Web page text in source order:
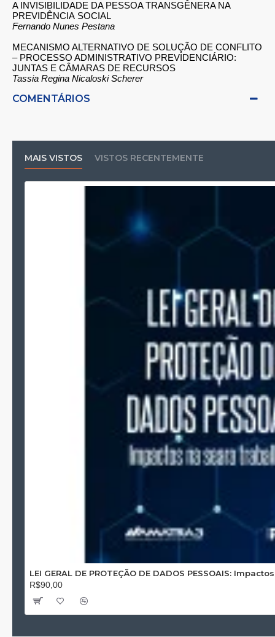
A INVISIBILIDADE DA PESSOA TRANSGÊNERA NA
PREVIDÊNCIA SOCIAL
Fernando Nunes Pestana
MECANISMO ALTERNATIVO DE SOLUÇÃO DE CONFLITO
– PROCESSO ADMINISTRATIVO PREVIDENCIÁRIO:
JUNTAS E CÂMARAS DE RECURSOS
Tassia Regina Nicaloski Scherer
COMENTÁRIOS
MAIS VISTOS VISTOS RECENTEMENTE
LEI GERAL DE PROTEÇÃO DE DADOS PESSOAIS:
R$90,00